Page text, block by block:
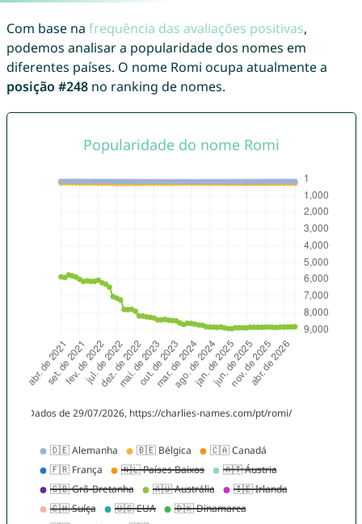
Com base na frequência das avaliações positivas,
podemos analisar a popularidade dos nomes em
diferentes países. O nome Romi ocupa atualmente a
posição #248no ranking de nomes.